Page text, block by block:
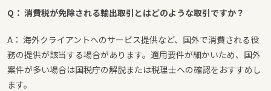
Q： 消費税が免除される輸出取引とはどのような取引ですか？
A： 海外クライアントへのサービス提供など、国外で消費される役
務の提供が該当する場合があります。適用要件が細かいため、国外
案件が多い場合は国税庁の解説または税理士への確認をおすすめし
ます。